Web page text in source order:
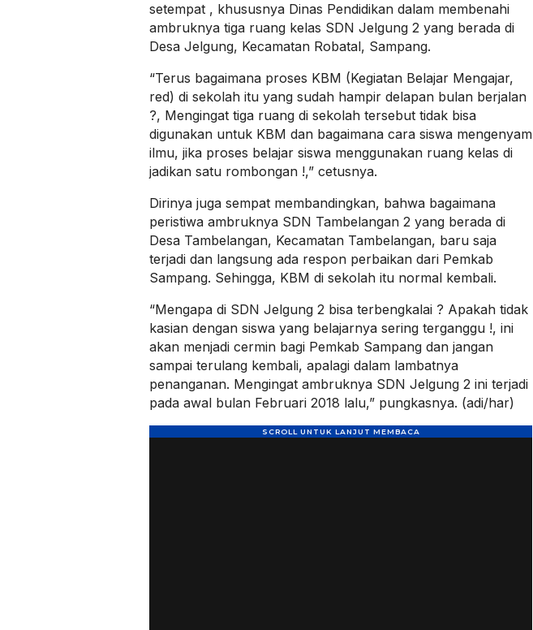
setempat , khususnya Dinas Pendidikan dalam membenahi
ambruknya tiga ruang kelas SDN Jelgung 2 yang berada di
Desa Jelgung, Kecamatan Robatal, Sampang.
“Terus bagaimana proses KBM (Kegiatan Belajar Mengajar,
red) di sekolah itu yang sudah hampir delapan bulan berjalan
?, Mengingat tiga ruang di sekolah tersebut tidak bisa
digunakan untuk KBM dan bagaimana cara siswa mengenyam
ilmu, jika proses belajar siswa menggunakan ruang kelas di
jadikan satu rombongan !,” cetusnya.
Dirinya juga sempat membandingkan, bahwa bagaimana
peristiwa ambruknya SDN Tambelangan 2 yang berada di
Desa Tambelangan, Kecamatan Tambelangan, baru saja
terjadi dan langsung ada respon perbaikan dari Pemkab
Sampang. Sehingga, KBM di sekolah itu normal kembali.
“Mengapa di SDN Jelgung 2 bisa terbengkalai ? Apakah tidak
kasian dengan siswa yang belajarnya sering terganggu !, ini
akan menjadi cermin bagi Pemkab Sampang dan jangan
sampai terulang kembali, apalagi dalam lambatnya
penanganan. Mengingat ambruknya SDN Jelgung 2 ini terjadi
pada awal bulan Februari 2018 lalu,” pungkasnya. (adi/har)